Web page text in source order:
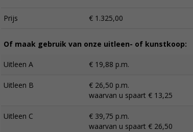
Prijs € 1.325,00
Of maak gebruik van onze uitleen- of kunstkoop:
Uitleen A € 19,88 p.m.
Uitleen B
€ 26,50 p.m.
waarvan u spaart € 13,25
Uitleen C
€ 39,75 p.m.
waarvan u spaart € 26,50